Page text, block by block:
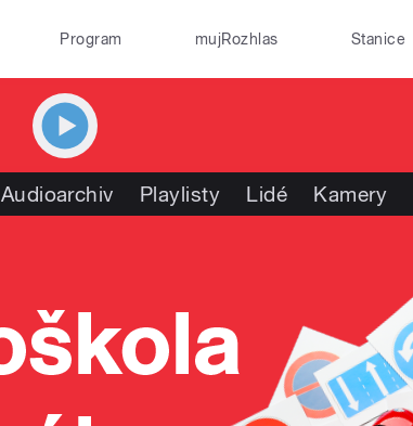
Program mujRozhlas Stanice
Audioarchiv Playlisty Lidé Kamery